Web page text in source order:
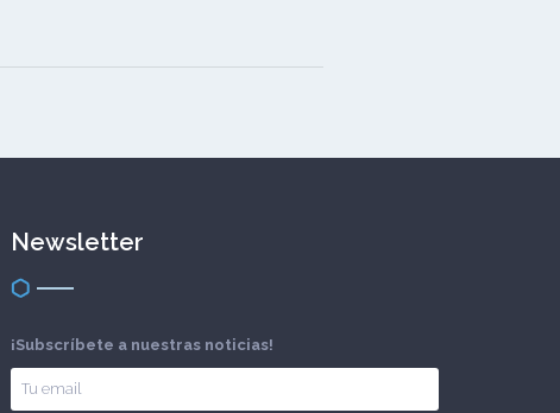
Newsletter
¡Subscríbete a nuestras noticias!